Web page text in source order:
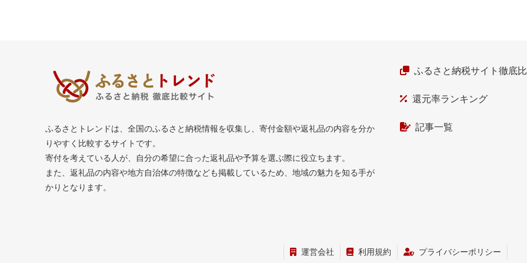
ふるさとトレンドは、全国のふるさと納税情報を収集し、寄付金額や返礼品の内容を分か
りやすく比較するサイトです。
寄付を考えている人が、自分の希望に合った返礼品や予算を選ぶ際に役立ちます。
また、返礼品の内容や地方自治体の特徴なども掲載しているため、地域の魅力を知る手が
かりとなります。
ふるさと納税サイト徹底
還元率ランキング
記事一覧
運営会社 利用規約 プライバシーポリシー